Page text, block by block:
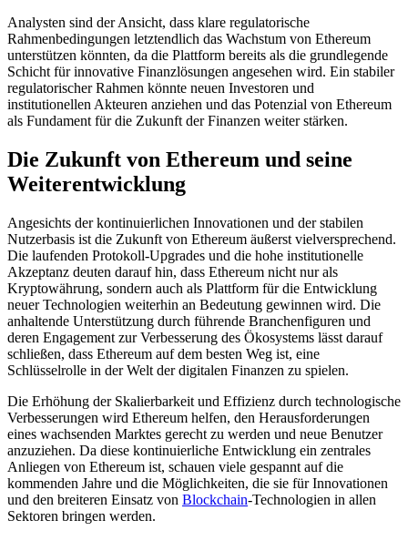
Analysten sind der Ansicht, dass klare regulatorische
Rahmenbedingungen letztendlich das Wachstum von Ethereum
unterstützen könnten, da die Plattform bereits als die grundlegende
Schicht für innovative Finanzlösungen angesehen wird. Ein stabiler
regulatorischer Rahmen könnte neuen Investoren und
institutionellen Akteuren anziehen und das Potenzial von Ethereum
als Fundament für die Zukunft der Finanzen weiter stärken.
Die Zukunft von Ethereum und seine
Weiterentwicklung
Angesichts der kontinuierlichen Innovationen und der stabilen
Nutzerbasis ist die Zukunft von Ethereum äußerst vielversprechend.
Die laufenden Protokoll-Upgrades und die hohe institutionelle
Akzeptanz deuten darauf hin, dass Ethereum nicht nur als
Kryptowährung, sondern auch als Plattform für die Entwicklung
neuer Technologien weiterhin an Bedeutung gewinnen wird. Die
anhaltende Unterstützung durch führende Branchenfiguren und
deren Engagement zur Verbesserung des Ökosystems lässt darauf
schließen, dass Ethereum auf dem besten Weg ist, eine
Schlüsselrolle in der Welt der digitalen Finanzen zu spielen.
Die Erhöhung der Skalierbarkeit und Effizienz durch technologische
Verbesserungen wird Ethereum helfen, den Herausforderungen
eines wachsenden Marktes gerecht zu werden und neue Benutzer
anzuziehen. Da diese kontinuierliche Entwicklung ein zentrales
Anliegen von Ethereum ist, schauen viele gespannt auf die
kommenden Jahre und die Möglichkeiten, die sie für Innovationen
und den breiteren Einsatz von Blockchain-Technologien in allen
Sektoren bringen werden.